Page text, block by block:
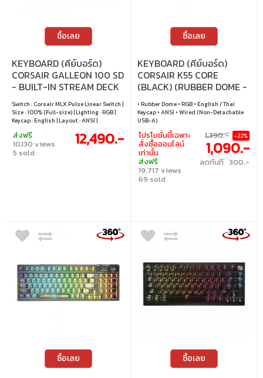
ซื้อเลย
KEYBOARD (คีย์บอร์ด)
CORSAIR GALLEON 100 SD
- BUILT-IN STREAM DECK
CORSAIR MLX PULSE
LINEAR SWITCH RGB EN
BLACK CH-912A31I-NA
Switch : Corsair MLX Pulse Linear Switch |
Size : 100% (Full-size) | Lighting : RGB |
Keycap : English | Layout : ANSI |
USB-A cable | Hot swappable : Yes,
compatible with 3 / 5 pin switch
ส่งฟรี
10,130 views
5 sold
12,490.-
ซื้อเลย
KEYBOARD (คีย์บอร์ด)
CORSAIR K55 CORE
(BLACK) (RUBBER DOME -
RGB - EN/TH) (CH-
9226C65-TH)
• Rubber Dome • RGB • English / Thai
Keycap • ANSI • Wired (Non-Detachable
USB-A)
โปรโมชั่นนี้เฉพาะ
สั่งซื้อออนไลน์
เท่านั้น
ส่งฟรี
19,717 views
69 sold
1,390.- -22%
1,090.-
ลดทันที 300.-
ซื้อเลย ซื้อเลย